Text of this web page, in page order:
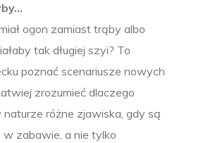
ogon zamiast trąby albo
tak długiej szyi? To
poznać scenariusze nowych
zrozumieć dlaczego
różne zjawiska, gdy są
zabawie, a nie tylko